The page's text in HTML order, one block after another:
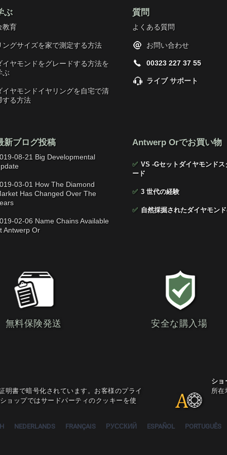
ぶ
教育
ングサイズを家で測定する方法
イヤモンドをグレードする方法を
ぶ
イヤモンドイヤリングを自宅で清
する方法
質問
よくある質問
お問い合わせ
00323 227 37 55
ライブ サポート
新ブログ投稿
08-21 Big Developmental
03-01 How The Diamond
Has Changed Over The
02-06 Name Chains Available
Antwerp Or
Antwerp Orでお買い物
✅ VS -Gセットダイヤモンドス
ード
✅ 3 世代の経験
✅ 自然採掘されたダイヤモン
無料保険発送 安全な購入場
ショ
所在
明書で暗号化されています。お客様のプライ
ョップではサードパーティのクッキーを使
NEDERLANDS FRANÇAIS РУССКИЙ ESPAÑOL PORTUGUÊS